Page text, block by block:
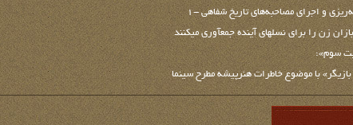
و اجرای مصاحبه‌های تاریخ شفاهی -1
زن را برای نسل‏های آینده جمع‏آوری می‏کنند
سوم»:
با موضوع خاطرات هنرپیشه مطرح سینما